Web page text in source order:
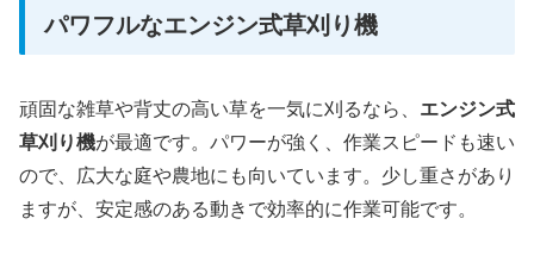
パワフルなエンジン式草刈り機
頑固な雑草や背丈の高い草を一気に刈るなら、 エンジン式
草刈り機が最適です。パワーが強く、作業スピードも速い
ので、広大な庭や農地にも向いています。少し重さがあり
ますが、安定感のある動きで効率的に作業可能です。